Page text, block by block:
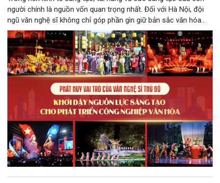
người chính là nguồn vốn quan trọng nhất. Đối với Hà Nội, đội
ngũ văn nghệ sĩ không chỉ góp phần gìn giữ bản sắc văn hóa
mà còn giữ vai trò trung tâm trong quá trình hình thành các sản
phẩm công nghiệp văn hóa có giá trị. Khơi dậy, phát huy và tạo
điều kiện để nguồn lực sáng tạo ấy phát triển sẽ là “chìa khóa”
để Hà Nội khai thác hiệu quả tiềm năng văn hóa, nâng cao năng
lực cạnh tranh và khẳng định vị thế của một trung tâm sáng tạo
trong kỷ nguyên mới.